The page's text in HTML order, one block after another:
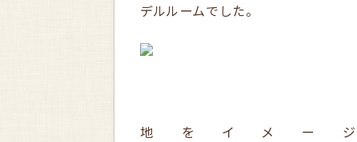
デルルームでした。
リ
地をイメー